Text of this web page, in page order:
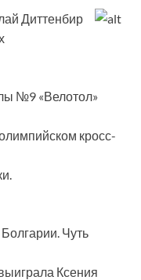
Диттенбир
№9 «Велотол»
кросс-
Чуть
Ксения